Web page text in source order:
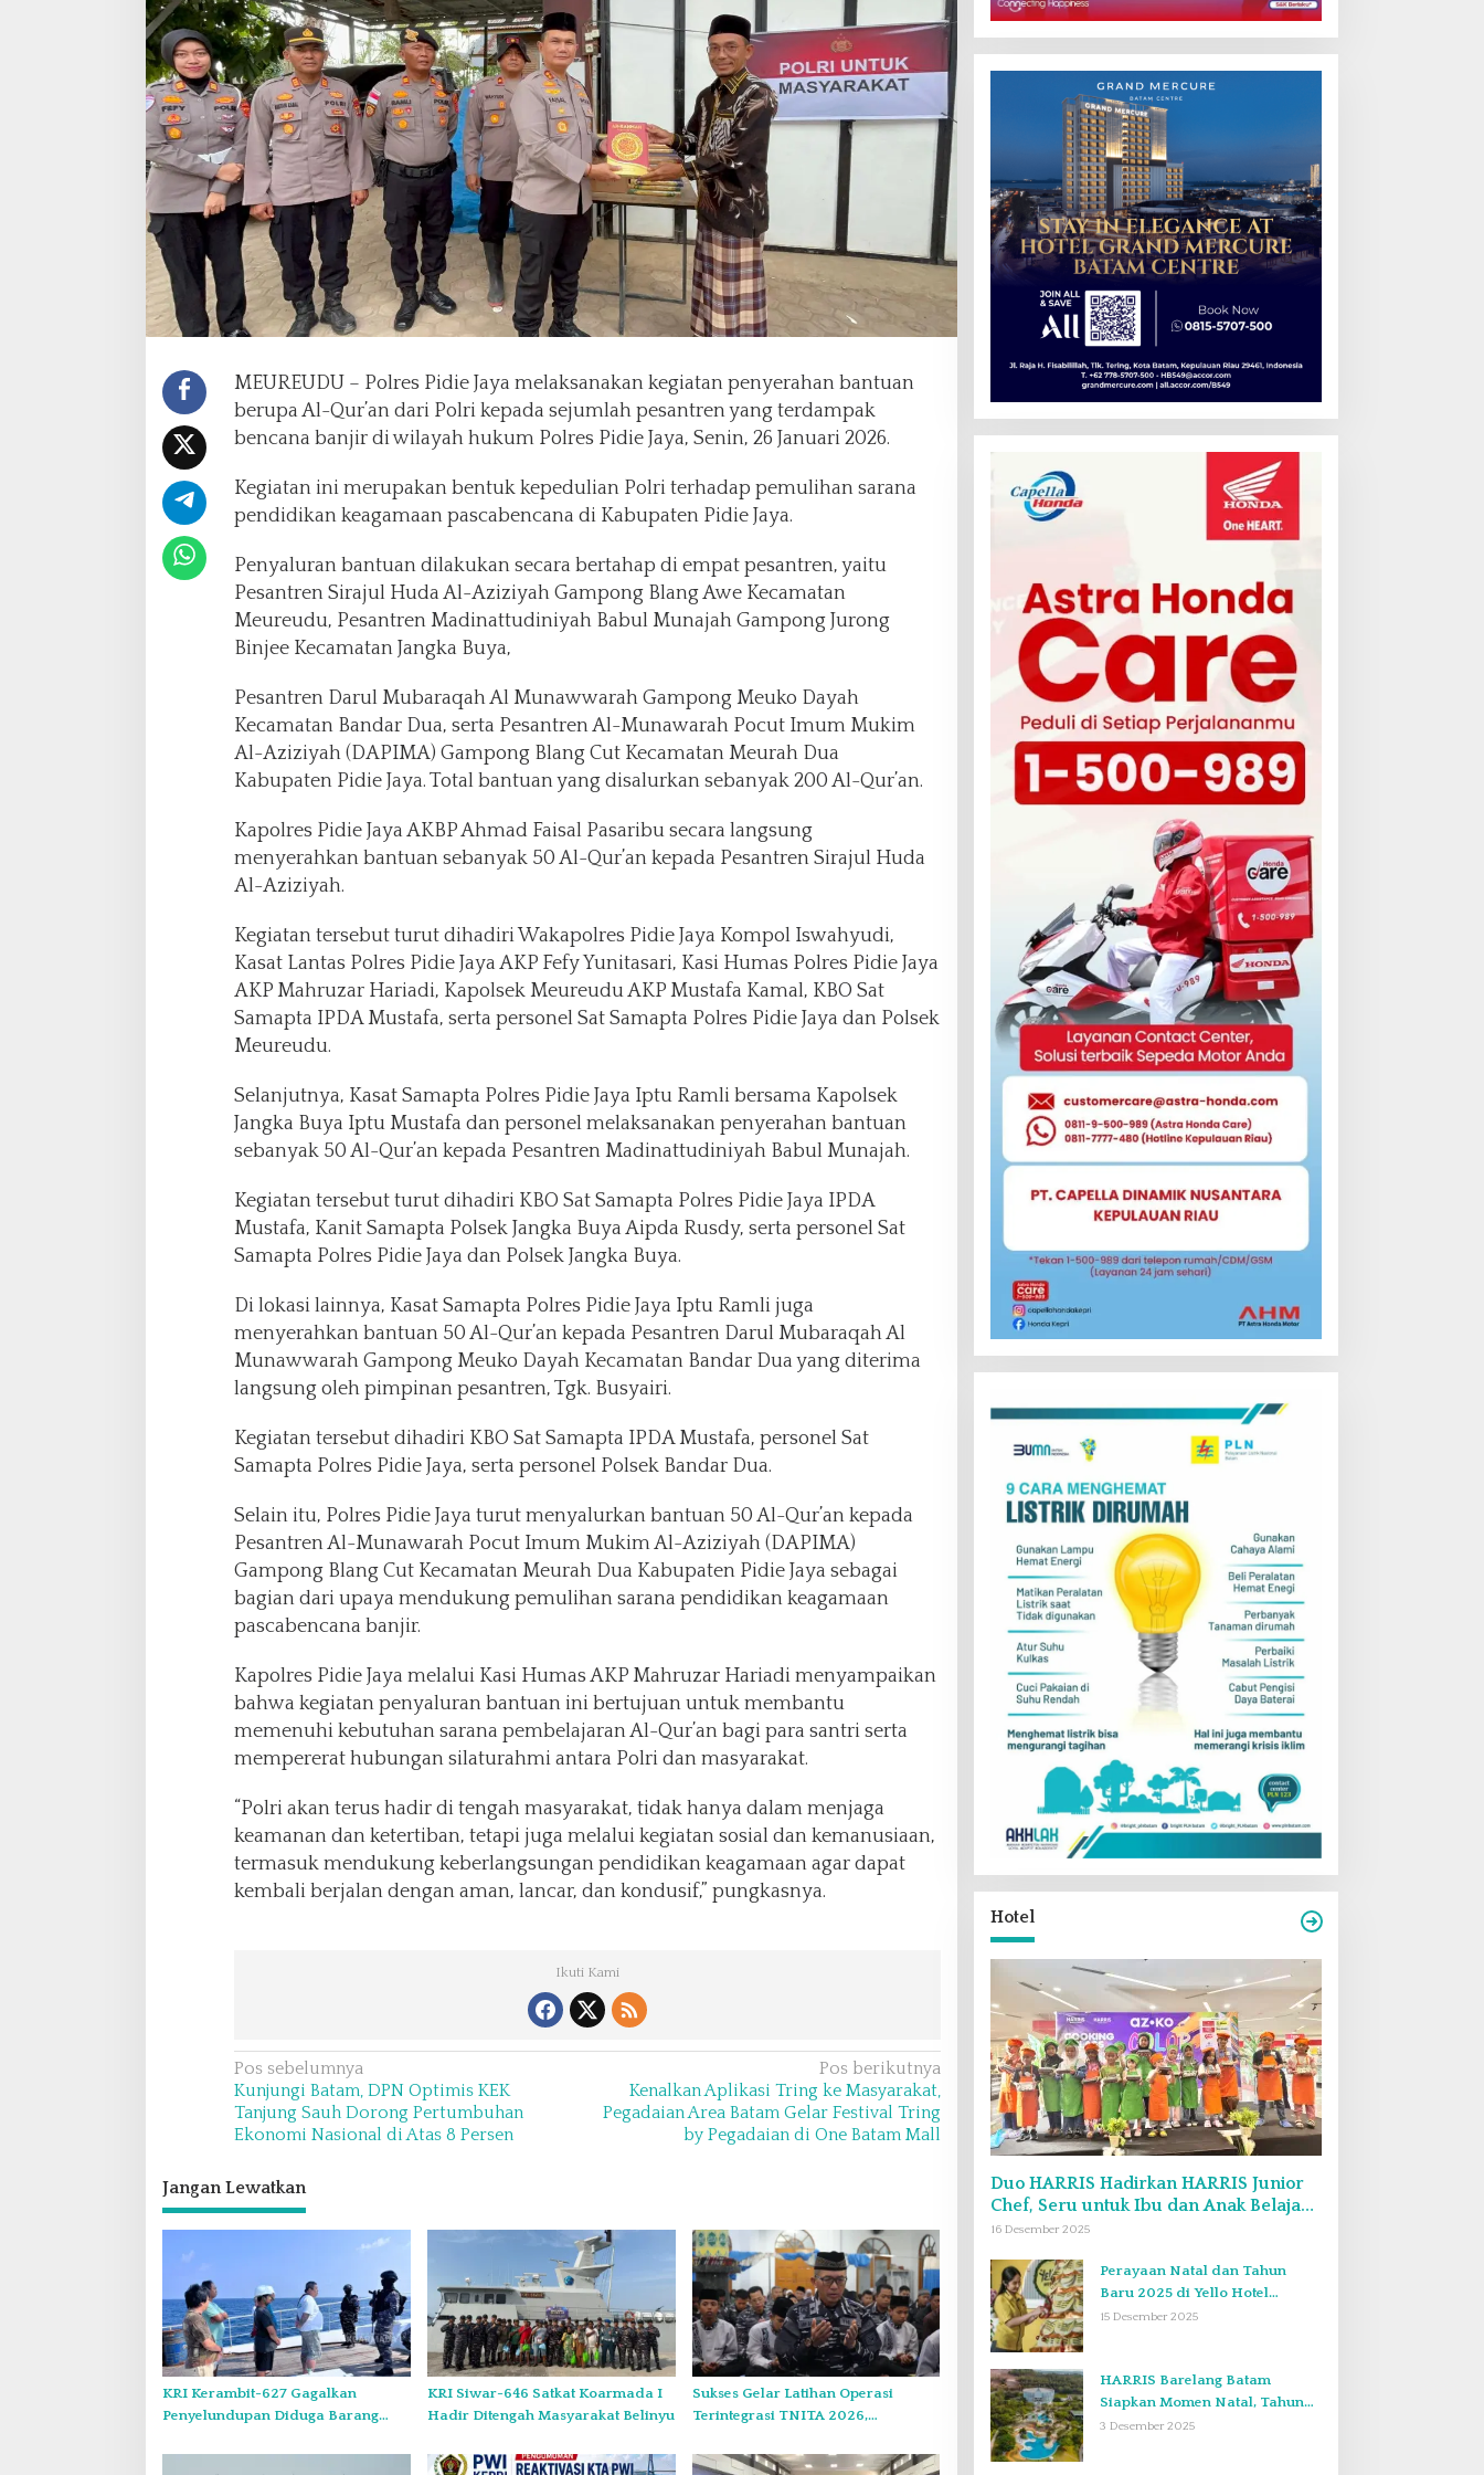
a
n
t
u
a
n
A
l
-
Q
a
n
k
p
a
d
e
s
n
t
e
n
e
r
a
m
a
k
a
j
i
r
MEUREUDU – Polres Pidie Jaya melaksanakan kegiatan penyerahan bantuan
berupa Al-Qur’an dari Polri kepada sejumlah pesantren yang terdampak
bencana banjir di wilayah hukum Polres Pidie Jaya, Senin, 26 Januari 2026.
Kegiatan ini merupakan bentuk kepedulian Polri terhadap pemulihan sarana
pendidikan keagamaan pascabencana di Kabupaten Pidie Jaya.
Penyaluran bantuan dilakukan secara bertahap di empat pesantren, yaitu
Pesantren Sirajul Huda Al-Aziziyah Gampong Blang Awe Kecamatan
Meureudu, Pesantren Madinattudiniyah Babul Munajah Gampong Jurong
Binjee Kecamatan Jangka Buya,
Pesantren Darul Mubaraqah Al Munawwarah Gampong Meuko Dayah
Kecamatan Bandar Dua, serta Pesantren Al-Munawarah Pocut Imum Mukim
Al-Aziziyah (DAPIMA) Gampong Blang Cut Kecamatan Meurah Dua
Kabupaten Pidie Jaya. Total bantuan yang disalurkan sebanyak 200 Al-Qur’an.
Kapolres Pidie Jaya AKBP Ahmad Faisal Pasaribu secara langsung
menyerahkan bantuan sebanyak 50 Al-Qur’an kepada Pesantren Sirajul Huda
Al-Aziziyah.
Kegiatan tersebut turut dihadiri Wakapolres Pidie Jaya Kompol Iswahyudi,
Kasat Lantas Polres Pidie Jaya AKP Fefy Yunitasari, Kasi Humas Polres Pidie Jaya
AKP Mahruzar Hariadi, Kapolsek Meureudu AKP Mustafa Kamal, KBO Sat
Samapta IPDA Mustafa, serta personel Sat Samapta Polres Pidie Jaya dan Polsek
Meureudu.
Selanjutnya, Kasat Samapta Polres Pidie Jaya Iptu Ramli bersama Kapolsek
Jangka Buya Iptu Mustafa dan personel melaksanakan penyerahan bantuan
sebanyak 50 Al-Qur’an kepada Pesantren Madinattudiniyah Babul Munajah.
Kegiatan tersebut turut dihadiri KBO Sat Samapta Polres Pidie Jaya IPDA
Mustafa, Kanit Samapta Polsek Jangka Buya Aipda Rusdy, serta personel Sat
Samapta Polres Pidie Jaya dan Polsek Jangka Buya.
Di lokasi lainnya, Kasat Samapta Polres Pidie Jaya Iptu Ramli juga
menyerahkan bantuan 50 Al-Qur’an kepada Pesantren Darul Mubaraqah Al
Munawwarah Gampong Meuko Dayah Kecamatan Bandar Dua yang diterima
langsung oleh pimpinan pesantren, Tgk. Busyairi.
Kegiatan tersebut dihadiri KBO Sat Samapta IPDA Mustafa, personel Sat
Samapta Polres Pidie Jaya, serta personel Polsek Bandar Dua.
Selain itu, Polres Pidie Jaya turut menyalurkan bantuan 50 Al-Qur’an kepada
Pesantren Al-Munawarah Pocut Imum Mukim Al-Aziziyah (DAPIMA)
Gampong Blang Cut Kecamatan Meurah Dua Kabupaten Pidie Jaya sebagai
bagian dari upaya mendukung pemulihan sarana pendidikan keagamaan
pascabencana banjir.
Kapolres Pidie Jaya melalui Kasi Humas AKP Mahruzar Hariadi menyampaikan
bahwa kegiatan penyaluran bantuan ini bertujuan untuk membantu
memenuhi kebutuhan sarana pembelajaran Al-Qur’an bagi para santri serta
mempererat hubungan silaturahmi antara Polri dan masyarakat.
“Polri akan terus hadir di tengah masyarakat, tidak hanya dalam menjaga
keamanan dan ketertiban, tetapi juga melalui kegiatan sosial dan kemanusiaan,
termasuk mendukung keberlangsungan pendidikan keagamaan agar dapat
kembali berjalan dengan aman, lancar, dan kondusif,” pungkasnya.
Ikuti Kami
N
a
v
g
a
p
o
s
Pos sebelumnya
Kunjungi Batam, DPN Optimis KEK
Tanjung Sauh Dorong Pertumbuhan
Ekonomi Nasional di Atas 8 Persen
Pos berikutnya
Kenalkan Aplikasi Tring ke Masyarakat,
Pegadaian Area Batam Gelar Festival Tring
by Pegadaian di One Batam Mall
Jangan Lewatkan
KRI Kerambit-627 Gagalkan
Penyelundupan Diduga Barang
KRI Siwar-646 Satkat Koarmada I
Hadir Ditengah Masyarakat Belinyu
Sukses Gelar Latihan Operasi
Terintegrasi TNITA 2026,
dan Santunan Anak Yatim
Hotel
Duo HARRIS Hadirkan HARRIS Junior
Chef, Seru untuk Ibu dan Anak Belajar
Bikin Bekal Bento & Kimbab
16 Desember 2025
Perayaan Natal dan Tahun
Baru 2025 di Yello Hotel
Harbour Bay Batam
15 Desember 2025
HARRIS Barelang Batam
Siapkan Momen Natal, Tahun
Baru, dan Staycation yang Tak
3 Desember 2025